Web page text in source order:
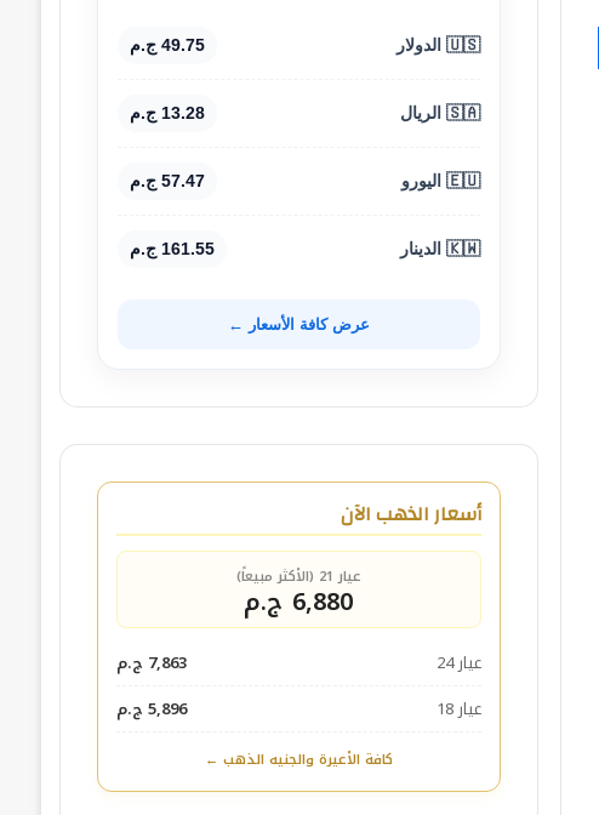
🇺🇸 الدولار 49.75 ج.م
🇸🇦 الريال 13.28 ج.م
🇪🇺 اليورو 57.47 ج.م
🇰🇼 الدينار 161.55 ج.م
عرض كافة الأسعار ←
أسعار الذهب الآن
عيار 21 (الأكثر مبيعاً)
6,880 ج.م
عيار 24
7,863 ج.م
عيار 18
5,896 ج.م
كافة الأعيرة والجنيه الذهب ←